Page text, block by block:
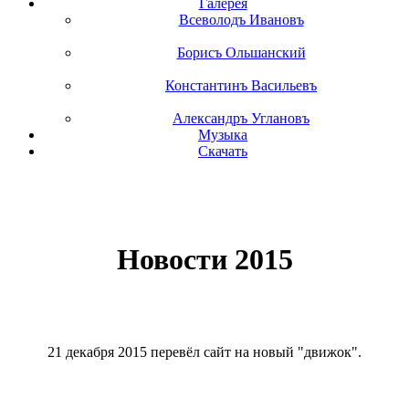
Галерея
Всеволодъ Ивановъ
Борисъ Ольшанский
Константинъ Васильевъ
Александръ Углановъ
Музыка
Скачать
Новости 2015
21 декабря 2015 перевёл сайт на новый "движок".